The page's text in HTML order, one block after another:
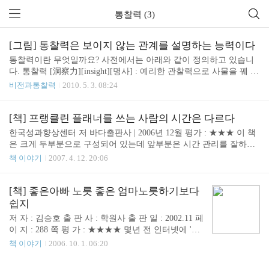
통찰력 (3)
[그림] 통찰력은 보이지 않는 관계를 설명하는 능력이다
통찰력이란 무엇일까요? 사전에서는 아래와 같이 정의하고 있습니
다. 통찰력 [洞察力][insight][명사] : 예리한 관찰력으로 사물을 꿰 뚫
어 봄. 정의는 매우 간단해 보이지만 사실 매일매일의 일상속에서 사
계를 파악하는 힘이다" 아주 오래전에 어느 잡지에서 본 구절이 있
었습니다. 옛말에 "바람이 불면 목수가 좋아 한다"는 이야기 였는데
바로 보이지 않는 관계를 설명하는 사례입니다. 아래 그림을 보면 왜
금 이해가 가시죠? 밖으로 보이는 결과가 아니라 사실은 보이지 않
비전과통찰력 2010. 5. 3. 08:24
[책] 프랭클린 플래너를 쓰는 사람의 시간은 다르다
한국성과향상센터 저 바다출판사 | 2006년 12월 평가 : ★★★ 이 책
은 크게 두부분으로 구성되어 있는데 앞부분은 시간 관리를 잘하는
사람들의 이야기가 , 그리고 뒷부분은 플래너의 장점과 사용 방법을
니다. - 신체적 잠재력 - 지적 잠재력 - 감성적 잠재력 - 영적 잠재력
내면의 소리를 듣는 과정을 통해 이 네가지 잠재력이 필요한 자신의
역할 중에서 가장 중요한 것이 무엇인가를 곰곰히 생각하는 시간이
필요합니다. SK의 텔레콤의 윤송이 상무의 성공의 근원은 '생각하는
힘'이었습니다. 이 힘을 키우기 위해 자투리 시간을 만들어 독서를
했습니다. 시간을 정복한 남자 알렉산더..
책 이야기 2007. 4. 12. 20:06
[책] 좋은아빠 노릇 좋은 엄마노릇하기보다
쉽지
저 자 : 김승호 출 판 사 : 학원사 출 판 일 : 2002.11 페
이 지 : 288 쪽 평 가 : ★★★★ 몇년 전 인터넷에 '아
들에게 주는 교훈'이란 제목의 글이 너무 재미있어
책 이야기 2006. 10. 1. 06:20